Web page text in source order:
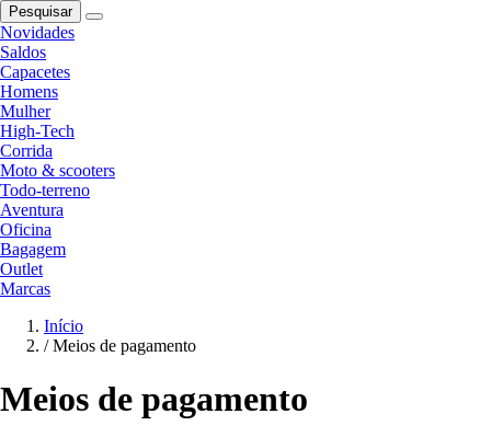
Pesquisar
Novidades
Saldos
Capacetes
Homens
Mulher
High-Tech
Corrida
Moto & scooters
Todo-terreno
Aventura
Oficina
Bagagem
Outlet
Marcas
Início
/ Meios de pagamento
Meios de pagamento